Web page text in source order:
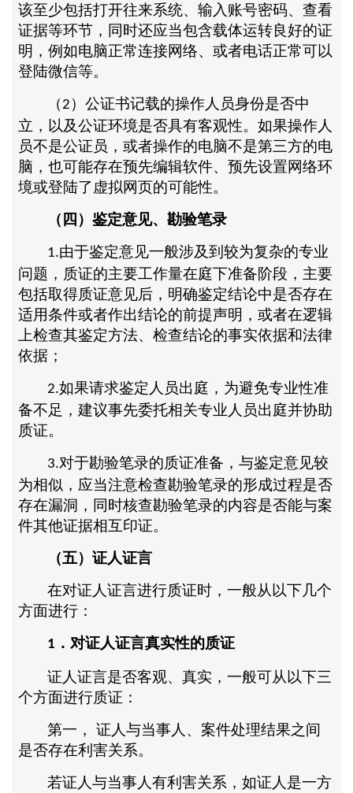
该至少包括打开往来系统、输入账号密码、查看
证据等环节，同时还应当包含载体运转良好的证
明，例如电脑正常连接网络、或者电话正常可以
登陆微信等。
（2 ）公证书记载的操作人员身份是否中
立，以及公证环境是否具有客观性。如果操作人
员不是公证员，或者操作的电脑不是第三方的电
脑，也可能存在预先编辑软件、预先设置网络环
境或登陆了虚拟网页的可能性。
（四）鉴定意见、勘验笔录
1.由于鉴定意见一般涉及到较为复杂的专业
问题，质证的主要工作量在庭下准备阶段，主要
包括取得质证意见后，明确鉴定结论中是否存在
适用条件或者作出结论的前提声明，或者在逻辑
上检查其鉴定方法、检查结论的事实依据和法律
依据；
2.如果请求鉴定人员出庭，为避免专业性准
备不足，建议事先委托相关专业人员出庭并协助
质证。
3.对于勘验笔录的质证准备，与鉴定意见较
为相似，应当注意检查勘验笔录的形成过程是否
存在漏洞，同时核查勘验笔录的内容是否能与案
件其他证据相互印证。
（五）证人证言
在对证人证言进行质证时，一般从以下几个
方面进行：
1 ．对证人证言真实性的质证
证人证言是否客观、真实，一般可从以下三
个方面进行质证：
第一，
证人与当事人、案件处理结果之间
是否存在利害关系。
若证人与当事人有利害关系，如证人是一方